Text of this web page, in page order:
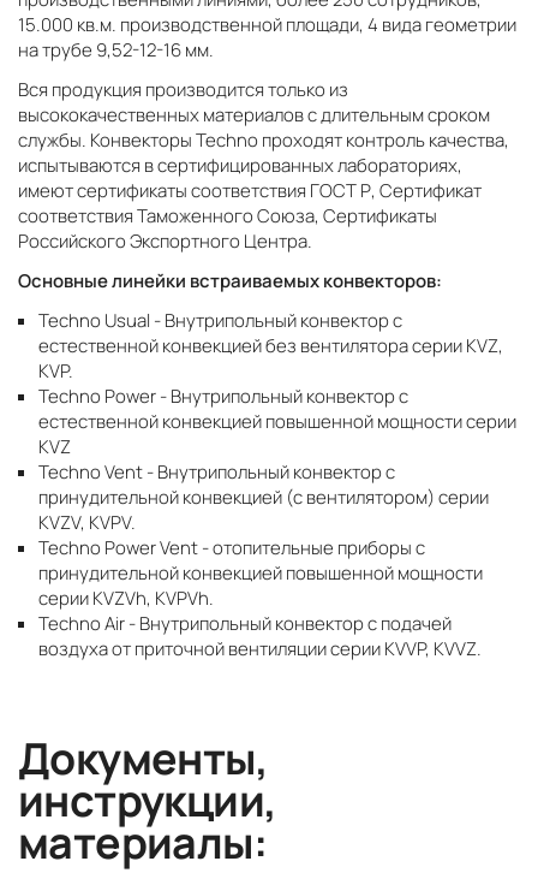
15.000 кв.м. производственной площади, 4 вида геометрии
на трубе 9,52-12-16 мм.
Вся продукция производится только из
высококачественных материалов с длительным сроком
службы. Конвекторы Techno проходят контроль качества,
испытываются в сертифицированных лабораториях,
имеют сертификаты соответствия ГОСТ Р, Сертификат
соответствия Таможенного Союза, Сертификаты
Российского Экспортного Центра.
Основные линейки встраиваемых конвекторов:
Techno Usual - Внутрипольный конвектор с
естественной конвекцией без вентилятора серии KVZ,
KVP.
Techno Power - Внутрипольный конвектор с
естественной конвекцией повышенной мощности серии
KVZ
Techno Vent - Внутрипольный конвектор с
принудительной конвекцией (с вентилятором) серии
KVZV, KVPV.
Techno Power Vent - отопительные приборы с
принудительной конвекцией повышенной мощности
серии KVZVh, KVPVh.
Techno Air - Внутрипольный конвектор с подачей
воздуха от приточной вентиляции серии KVVP, KVVZ.
Документы,
инструкции,
материалы: